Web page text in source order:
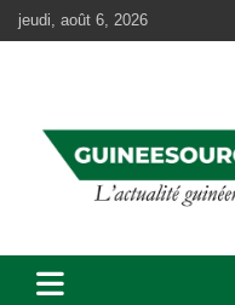
Aller
au
jeudi, août 6, 2026